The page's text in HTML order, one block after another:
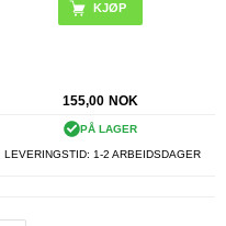
155,00 NOK
PÅ LAGER
LEVERINGSTID: 1-2 ARBEIDSDAGER